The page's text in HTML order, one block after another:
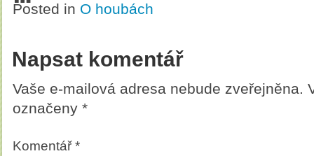
Posted in O houbách
Napsat komentář
Vaše e-mailová adresa nebude zveřejněna.
označeny *
Komentář*